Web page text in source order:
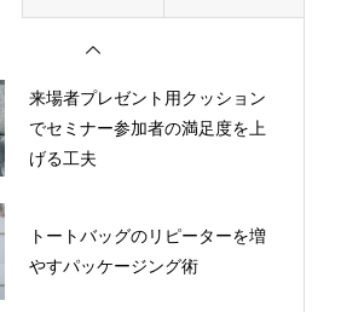
やすパッケージング術
来場者プレゼント用クッション
でセミナー参加者の満足度を上
げる工夫
トートバッグのリピーターを増
やすパッケージング術